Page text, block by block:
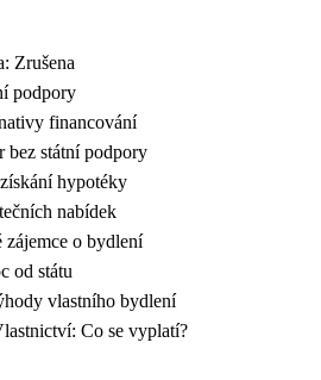
Zrušena
podpory
financování
bez státní podpory
hypotéky
nabídek
zájemce o bydlení
od státu
vlastního bydlení
Co se vyplatí?